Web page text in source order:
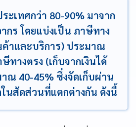
ะเทศกว่า 80-90% มาจาก
กร โดยแบ่งเป็น ภาษีทาง
ค้าและบริการ) ประมาณ
ทางตรง (เก็บจากเงินได้
ณ 40-45% ซึ่งจัดเก็บผ่าน
นสัดส่วนที่แตกต่างกัน ดังนี้